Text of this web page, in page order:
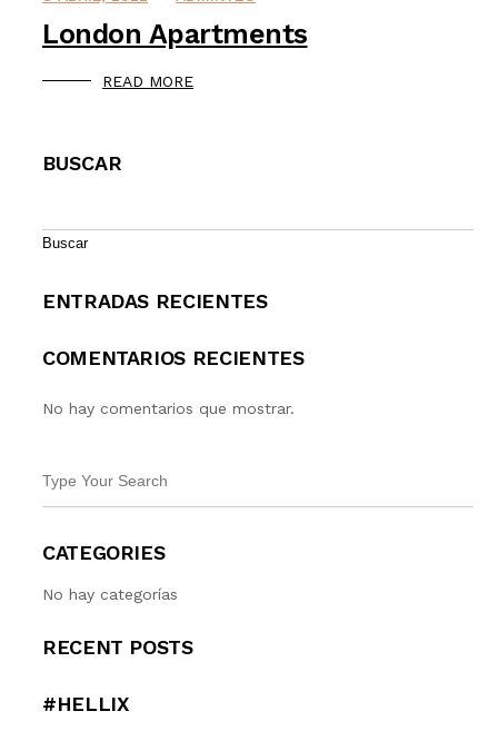
London Apartments
READ MORE
BUSCAR
Buscar
ENTRADAS RECIENTES
COMENTARIOS RECIENTES
No hay comentarios que mostrar.
CATEGORIES
No hay categorías
RECENT POSTS
#HELLIX